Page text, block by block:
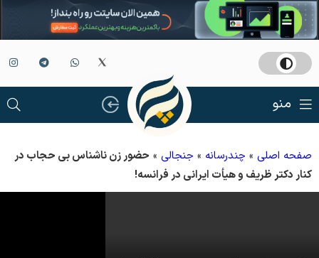
منو
صفحه اصلی » چندرسانه » جنجالی » حضور زن ناشناس بی حجاب در
کنار دکتر ظریف و هیأت ایرانی در فرانسه!